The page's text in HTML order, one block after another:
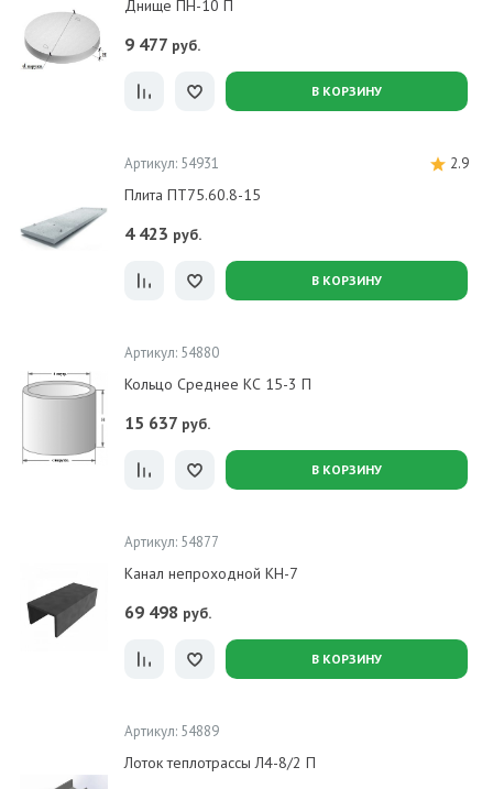
Днище ПН-10 П
9 477 руб.
В КОРЗИНУ
Артикул: 54931 2.9
Плита ПТ75.60.8-15
4 423 руб.
В КОРЗИНУ
Артикул: 54880
Кольцо Среднее КС 15-3 П
15 637 руб.
В КОРЗИНУ
Артикул: 54877
Канал непроходной КН-7
69 498 руб.
В КОРЗИНУ
Артикул: 54889
Лоток теплотрассы Л4-8/2 П